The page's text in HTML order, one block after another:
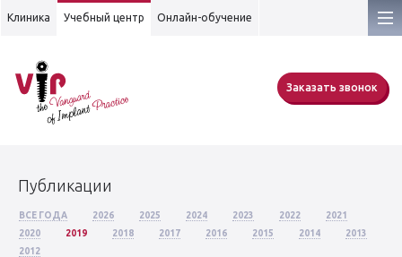
Клиника Учебный центр Онлайн-обучение
Заказать звонок
Публикации
ВСЕ ГОДА 2026 2025 2024 2023 2022
2021
2020
2019 2018 2017 2016 2015 2014
2013
2012